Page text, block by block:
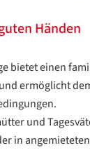
Händen
bietet einen
ermöglicht
und
in
ZURÜCK
/
Translate
ZURÜCK